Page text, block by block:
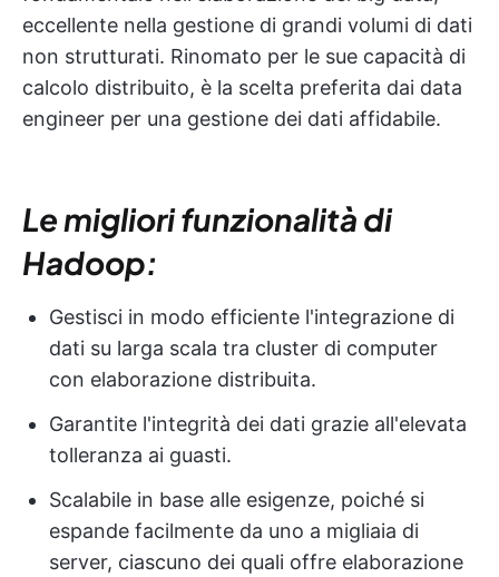
eccellente nella gestione di grandi volumi di dati
non strutturati. Rinomato per le sue capacità di
calcolo distribuito, è la scelta preferita dai data
engineer per una gestione dei dati affidabile.
Le migliori funzionalità di
Hadoop:
Gestisci in modo efficiente l'integrazione di
dati su larga scala tra cluster di computer
con elaborazione distribuita.
Garantite l'integrità dei dati grazie all'elevata
tolleranza ai guasti.
Scalabile in base alle esigenze, poiché si
espande facilmente da uno a migliaia di
server, ciascuno dei quali offre elaborazione